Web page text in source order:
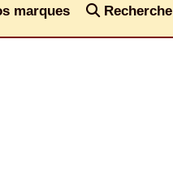
marques Recherche